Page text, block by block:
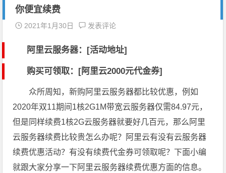
你便宜续费
2021年1月30日 发表评论
阿里云服务器：[活动地址]
购买可领取：[阿里云2000元代金券]
众所周知，新购阿里云服务器都比较优惠，例如
2020年双11期间1核2G1M带宽云服务器仅需84.97元，
但是同样续费1核2G云服务器就要好几百元，那么阿里
云服务器续费比较贵怎么办呢？阿里云有没有云服务器
续费优惠活动？有没有续费代金券可领取呢？下面小编
就跟大家分享一下阿里云服务器续费优惠方面的信息。